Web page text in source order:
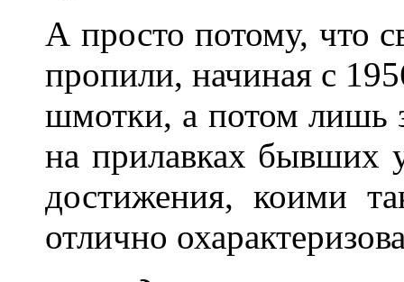
А просто потому, что
пропили, начиная с
шмотки, а потом лишь
на прилавках бывших
достижения, коими
отлично